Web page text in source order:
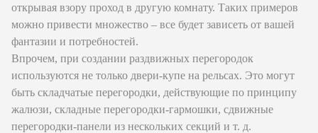
открывая взору проход в другую комнату. Таких примеров
можно привести множество – все будет зависеть от вашей
фантазии и потребностей.
Впрочем, при создании раздвижных перегородок
используются не только двери-купе на рельсах. Это могут
быть складчатые перегородки, действующие по принципу
жалюзи, складные перегородки-гармошки, сдвижные
перегородки-панели из нескольких секций и т. д.